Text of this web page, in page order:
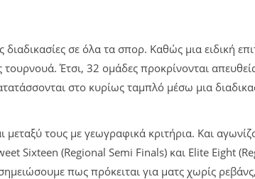
σε όλα τα σπορ. Καθώς μια ειδική
Έτσι, 32 ομάδες προκρίνονται
στο κυρίως ταμπλό μέσω μια
τους με γεωγραφικά κριτήρια. Και
Sixteen (Regional Semi Finals) και Elite Eight
πως πρόκειται για ματς χωρίς